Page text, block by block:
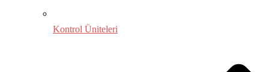
Kontrol Üniteleri